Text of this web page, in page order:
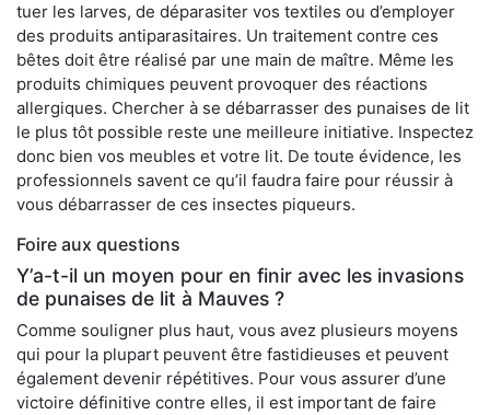
tuer les larves, de déparasiter vos textiles ou d’employer
des produits antiparasitaires. Un traitement contre ces
bêtes doit être réalisé par une main de maître. Même les
produits chimiques peuvent provoquer des réactions
allergiques. Chercher à se débarrasser des punaises de lit
le plus tôt possible reste une meilleure initiative. Inspectez
donc bien vos meubles et votre lit. De toute évidence, les
professionnels savent ce qu’il faudra faire pour réussir à
vous débarrasser de ces insectes piqueurs.
Foire aux questions
Y’a-t-il un moyen pour en finir avec les invasions
de punaises de lit à Mauves ?
Comme souligner plus haut, vous avez plusieurs moyens
qui pour la plupart peuvent être fastidieuses et peuvent
également devenir répétitives. Pour vous assurer d’une
victoire définitive contre elles, il est important de faire